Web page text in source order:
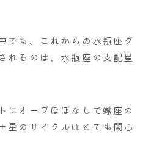
でも、これからの水瓶座グ
れるのは、水瓶座の支配星
にオーブほぼなしで蠍座の
星のサイクルはとても関心